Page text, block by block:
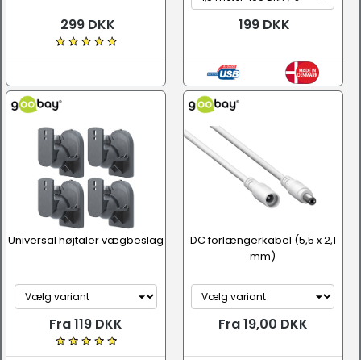
299 DKK 199 DKK
Universal højtaler vægbeslag
Fra 119 DKK
DC forlængerkabel (5,5 x 2,1
mm)
Fra 19,00 DKK